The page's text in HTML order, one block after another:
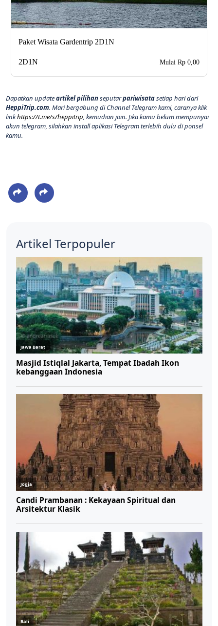
Paket Wisata Gardentrip 2D1N
2D1N Mulai Rp 0,00
Dapatkan updateartikel pilihanseputarpariwisatasetiap hari dari
HeppiTrip.com. Mari bergabung di Channel Telegram kami, caranya klik
linkhttps://t.me/s/heppitrip, kemudian join. Jika kamu belum mempunyai
akun telegram, silahkan install aplikasi Telegram terlebih dulu di ponsel
kamu.
Artikel Terpopuler